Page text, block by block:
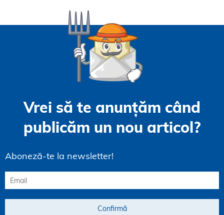
Vrei să te anunțăm când
publicăm un nou articol?
Aboneză-te la newsletter!